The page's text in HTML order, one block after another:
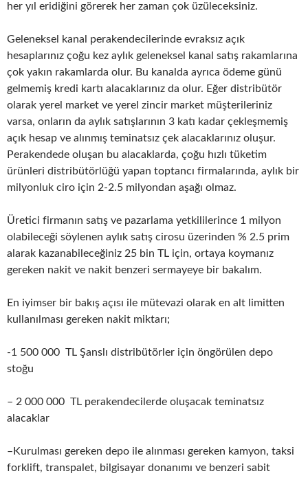
her yıl eridiğini görerek her zaman çok üzüleceksiniz.
Geleneksel kanal perakendecilerinde evraksız açık
hesaplarınız çoğu kez aylık geleneksel kanal satış rakamlarına
çok yakın rakamlarda olur. Bu kanalda ayrıca ödeme günü
gelmemiş kredi kartı alacaklarınız da olur. Eğer distribütör
olarak yerel market ve yerel zincir market müşterileriniz
varsa, onların da aylık satışlarının 3 katı kadar çekleşmemiş
açık hesap ve alınmış teminatsız çek alacaklarınız oluşur.
Perakendede oluşan bu alacaklarda, çoğu hızlı tüketim
ürünleri distribütörlüğü yapan toptancı firmalarında, aylık bir
milyonluk ciro için 2-2.5 milyondan aşağı olmaz.
Üretici firmanın satış ve pazarlama yetkililerince 1 milyon
olabileceği söylenen aylık satış cirosu üzerinden % 2.5 prim
alarak kazanabileceğiniz 25 bin TL için, ortaya koymanız
gereken nakit ve nakit benzeri sermayeye bir bakalım.
En iyimser bir bakış açısı ile mütevazi olarak en alt limitten
kullanılması gereken nakit miktarı;
-1 500 000 TL Şanslı distribütörler için öngörülen depo
stoğu
– 2 000 000 TL perakendecilerde oluşacak teminatsız
alacaklar
–Kurulması gereken depo ile alınması gereken kamyon, taksi
forklift, transpalet, bilgisayar donanımı ve benzeri sabit